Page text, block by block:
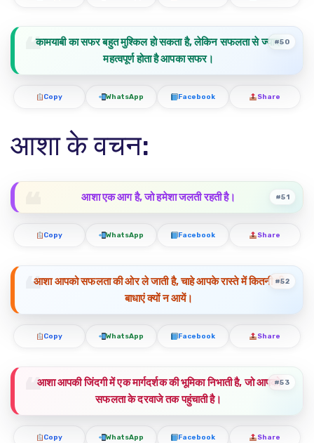
कामयाबी का सफर बहुत मुश्किल हो सकता है, लेकिन सफलता से ज्यादा
महत्वपूर्ण होता है आपका सफर।
#50
Copy WhatsApp Facebook Share
आशा के वचन:
आशा एक आग है, जो हमेशा जलती रहती है। #51
Copy WhatsApp Facebook Share
आशा आपको सफलता की ओर ले जाती है, चाहे आपके रास्ते में कितनी भी
बाधाएं क्यों न आयें।
#52
Copy WhatsApp Facebook Share
आशा आपकी जिंदगी में एक मार्गदर्शक की भूमिका निभाती है, जो आपको
सफलता के दरवाजे तक पहुंचाती है।
#53
Copy WhatsApp Facebook Share